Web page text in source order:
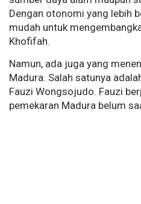
Dengan otonomi yang lebih
mudah untuk
Khofifah.
Namun, ada juga yang
Madura. Salah satunya
Fauzi Wongsojudo. Fauzi
pemekaran Madura belum